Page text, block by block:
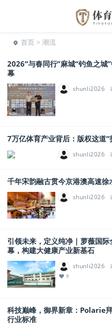
首页 > 潮流
2026“与春同行”麻城“钓鱼之城
幕
shunli2026
7万亿体育产业背后：版权这道
shunli2026
千年宋韵融古贯今京港澳高速
shunli2026
引领未来，定义纯净 | 萝薇国
幕，构建大健康产业新基石
shunli2026
9
科技巅峰，御界新章：Polarie
行业标准